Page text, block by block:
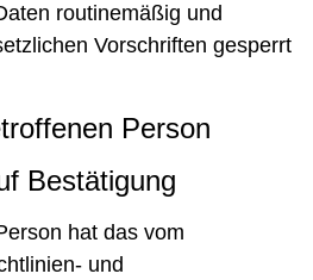
routinemäßig und
Vorschriften gesperrt
Person
Bestätigung
hat das vom
und